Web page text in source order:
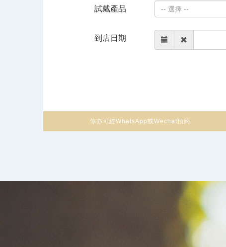
試戴產品 -- 選擇 --
到店日期
你亦可經WhatsApp或Wechat預約